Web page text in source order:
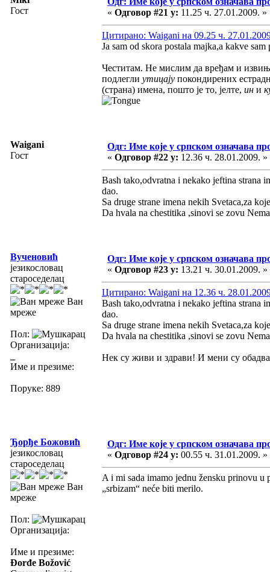
Гост
« Одговор #21 у: 11.25 ч. 27.01.2009. »
Цитирано: Waigani на 09.25 ч.
Ja sam od skora postala majka,a kakve
Честитам. Не мислим да вређам и
подлегли утицају покондирених
(страна) имена, пошто је то, јелте, ин и
Waigani
Гост
Одг: Име које у српском означава
« Одговор #22 у: 12.36 ч. 28.01.2009. »
Bash tako,odvratna i nekako jeftina strana
dao.
Sa druge strane imena nekih Svetaca,za
Da hvala na chestitika ,sinovi se zovu
Вученовић
језикословац
староседелац
Ван
мреже
Пол:
Организација:
Име и презиме:
Поруке: 889
Одг: Име које у српском означава
« Одговор #23 у: 13.21 ч. 30.01.2009. »
Цитирано: Waigani на 12.36 ч.
Bash tako,odvratna i nekako jeftina strana
dao.
Sa druge strane imena nekih Svetaca,za
Da hvala na chestitika ,sinovi se zovu
Нек су живи и здрави! И мени су
Ђорђе Божовић
језикословац
староседелац
Ван
мреже
Пол:
Организација:
Име и презиме:
Đorđe Božović
Одг: Име које у српском означава
« Одговор #24 у: 00.55 ч. 31.01.2009. »
A i mi sada imamo jednu žensku prinovu
„srbizam“ neće biti merilo.